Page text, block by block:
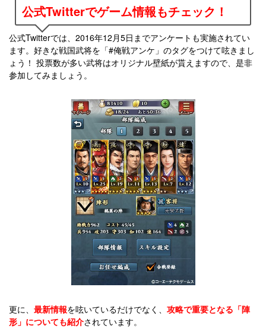
公式Twitterでゲーム情報もチェック！
公式Twitterでは、2016年12月5日までアンケートも実施されてい
ます。好きな戦国武将を「#俺戦アンケ」のタグをつけて呟きまし
ょう！ 投票数が多い武将はオリジナル壁紙が貰えますので、是非
参加してみましょう。
更に、 最新情報を呟いているだけでなく、 攻略で重要となる「陣
形」についても紹介されています。